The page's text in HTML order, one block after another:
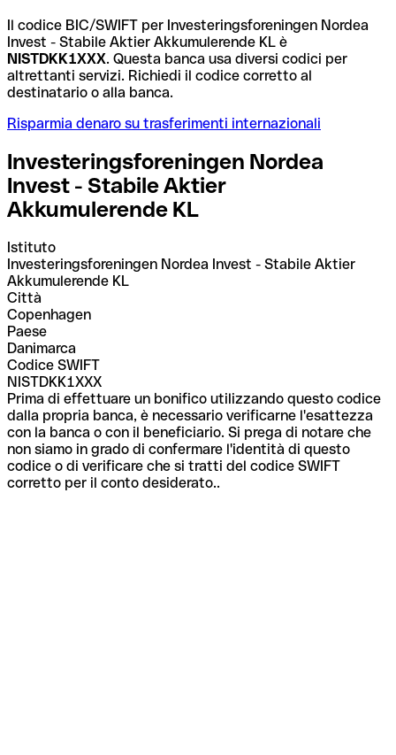
Il codice BIC/SWIFT per Investeringsforeningen Nordea
Invest - Stabile Aktier Akkumulerende KL è
NISTDKK1XXX. Questa banca usa diversi codici per
altrettanti servizi. Richiedi il codice corretto al
destinatario o alla banca.
Risparmia denaro su trasferimenti internazionali
Investeringsforeningen Nordea
Invest - Stabile Aktier
Akkumulerende KL
Istituto
Investeringsforeningen Nordea Invest - Stabile Aktier
Akkumulerende KL
Città
Copenhagen
Paese
Danimarca
Codice SWIFT
NISTDKK1XXX
Prima di effettuare un bonifico utilizzando questo codice
dalla propria banca, è necessario verificarne l'esattezza
con la banca o con il beneficiario. Si prega di notare che
non siamo in grado di confermare l'identità di questo
codice o di verificare che si tratti del codice SWIFT
corretto per il conto desiderato..